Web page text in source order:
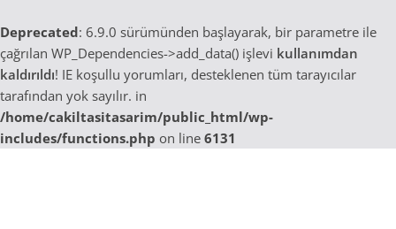
Deprecated: 6.9.0 sürümünden başlayarak, bir parametre ile
çağrılan WP_Dependencies->add_data() işlevi kullanımdan
kaldırıldı! IE koşullu yorumları, desteklenen tüm tarayıcılar
tarafından yok sayılır. in
/home/cakiltasitasarim/public_html/wp-
includes/functions.php on line 6131